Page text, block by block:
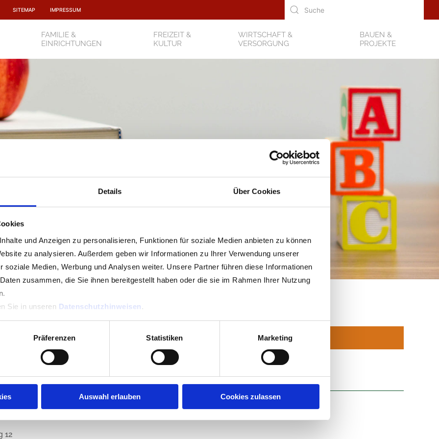
Details Über Cookies
und Anzeigen zu personalisieren, Funktionen für soziale Medien anbieten zu können
zu analysieren. Außerdem geben wir Informationen zu Ihrer Verwendung unserer
soziale Medien, Werbung und Analysen weiter. Unsere Partner führen diese Informationen
zusammen, die Sie ihnen bereitgestellt haben oder die sie im Rahmen Ihrer Nutzung
Sie in unseren Datenschutzhinweisen .
Präferenzen Statistiken Marketing
Auswahl erlauben Cookies zulassen
SITEMAP IMPRESSUM
FAMILIE &
EINRICHTUNGEN
FREIZEIT &
KULTUR
WIRTSCHAFT &
VERSORGUNG
BAUEN &
PROJEKTE
Schulen Grundschule
12